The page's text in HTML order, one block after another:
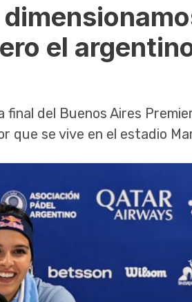
el
final del Buenos Aires
que se vive en el estadio